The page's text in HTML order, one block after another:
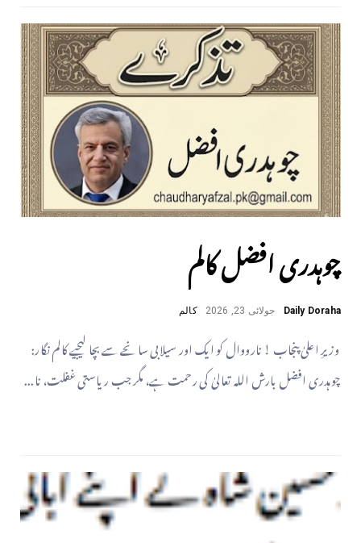
چوہدری افضل کالم
Daily Doraha جولائی 23, 2026 کالم
وزیرِ اعلیٰ پنجاب ! نارووال کو ایک اور سیلابی سانحے سے بچا لیجیے کالم نگار:
چوہدری افضل بارش اللہ تعالیٰ کی رحمت ہے، مگر جب ریاستی غفلت، نا...